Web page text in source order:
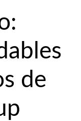
de